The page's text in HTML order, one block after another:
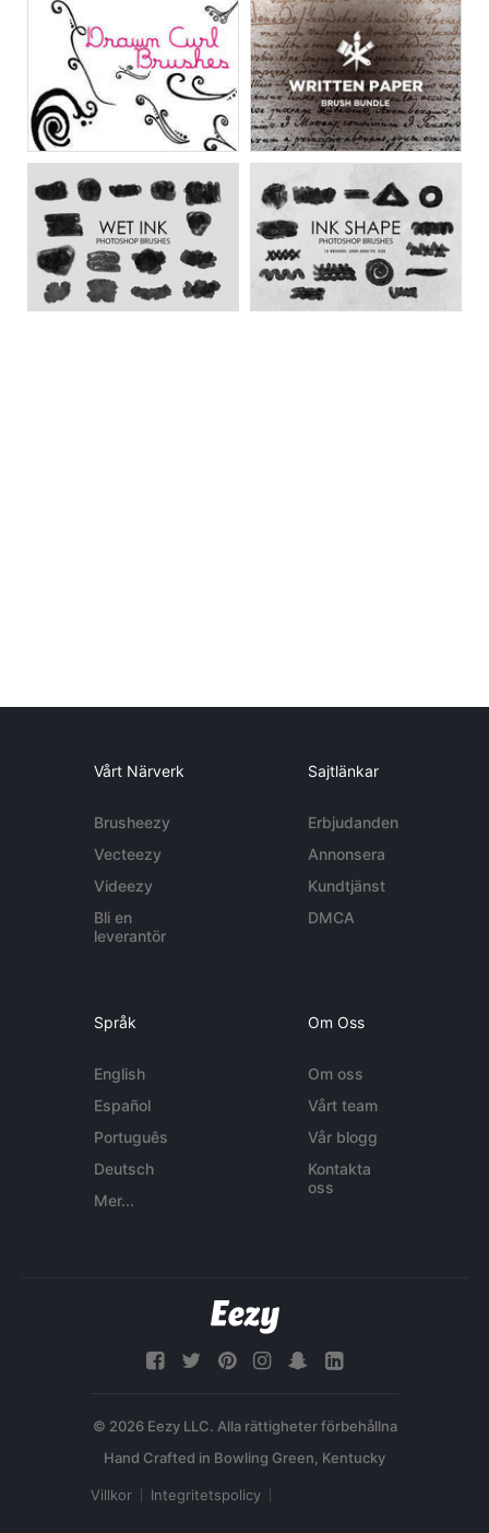
Vårt Närverk
Brusheezy
Vecteezy
Videezy
Bli en
leverantör
Sajtlänkar
Erbjudanden
Annonsera
Kundtjänst
DMCA
Språk
English
Español
Português
Deutsch
Mer...
Om Oss
Om oss
Vårt team
Vår blogg
Kontakta
oss
© 2026 Eezy LLC. Alla rättigheter förbehållna
Villkor Integritetspolicy